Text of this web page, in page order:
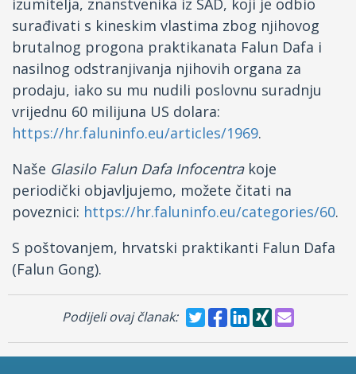
izumitelja, znanstvenika iz SAD, koji je odbio
surađivati s kineskim vlastima zbog njihovog
brutalnog progona praktikanata Falun Dafa i
nasilnog odstranjivanja njihovih organa za
prodaju, iako su mu nudili poslovnu suradnju
vrijednu 60 milijuna US dolara:
https://hr.faluninfo.eu/articles/1969.
Naše Glasilo Falun Dafa Infocentrakoje
periodički objavljujemo, možete čitati na
poveznici: https://hr.faluninfo.eu/categories/60.
S poštovanjem, hrvatski praktikanti Falun Dafa
(Falun Gong).
Podijeli ovaj članak: